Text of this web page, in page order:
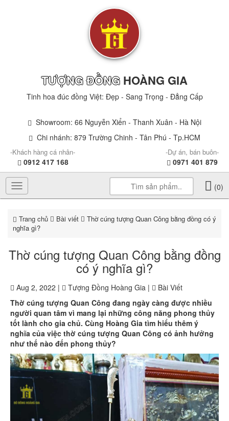
TƯỢNG ĐỒNG HOÀNG GIA
Tinh hoa đúc đồng Việt: Đẹp - Sang Trọng - Đẳng Cấp
Showroom: 66 Nguyễn Xiển - Thanh Xuân - Hà Nội
Chi nhánh: 879 Trường Chinh - Tân Phú - Tp.HCM
-Khách hàng cá nhân-
0912 417 168
-Dự án, bán buôn-
0971 401 879
Toggle
navigation
(0)
Trang chủ Bài viết
Thờ cúng tượng Quan Công bằng đồng có ý
nghĩa gì?
Thờ cúng tượng Quan Công bằng đồng
có ý nghĩa gì?
Aug 2, 2022 | Tượng Đồng Hoàng Gia |
Bài Viết
Thờ cúng tượng Quan Công đang ngày càng được nhiều
người quan tâm vì mang lại những công năng phong thủy
tốt lành cho gia chủ. Cùng Hoàng Gia tìm hiểu thêm ý
nghĩa của việc thờ cúng tượng Quan Công có ảnh hưởng
như thế nào đến phong thủy?